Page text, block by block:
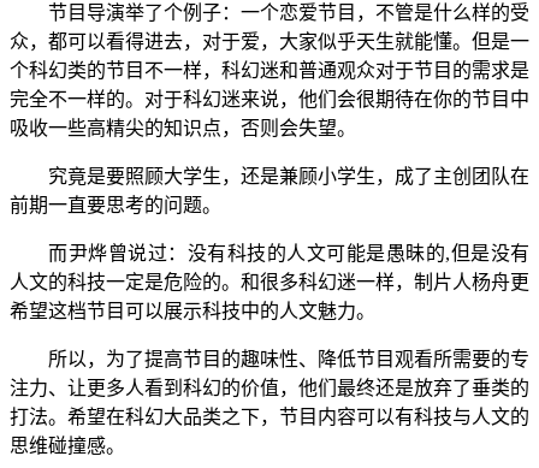
节目导演举了个例子：一个恋爱节目，不管是什么样的受
众，都可以看得进去，对于爱，大家似乎天生就能懂。但是一
个科幻类的节目不一样，科幻迷和普通观众对于节目的需求是
完全不一样的。对于科幻迷来说，他们会很期待在你的节目中
吸收一些高精尖的知识点，否则会失望。
究竟是要照顾大学生，还是兼顾小学生，成了主创团队在
前期一直要思考的问题。
而尹烨曾说过：没有科技的人文可能是愚昧的,但是没有
人文的科技一定是危险的。和很多科幻迷一样，制片人杨舟更
希望这档节目可以展示科技中的人文魅力。
所以，为了提高节目的趣味性、降低节目观看所需要的专
注力、让更多人看到科幻的价值，他们最终还是放弃了垂类的
打法。希望在科幻大品类之下，节目内容可以有科技与人文的
思维碰撞感。